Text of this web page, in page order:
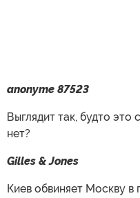
anonyme 87523
Выглядит так, будто это
нет?
Gilles & Jones
Киев обвиняет Москву